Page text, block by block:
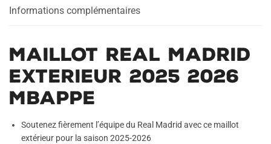
Informations complémentaires
Maillot Real Madrid
Exterieur 2025 2026
Mbappe
Soutenez fièrement l’équipe du Real Madrid avec ce maillot
extérieur pour la saison 2025-2026